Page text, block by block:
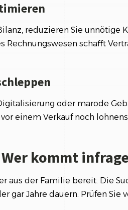
reduzieren Sie unnötige
Rechnungswesen schafft
oder marode
einem Verkauf noch
kommt
aus der Familie bereit. Die
gar Jahre dauern. Prüfen Sie